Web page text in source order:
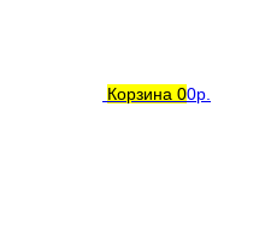
Корзина 00р.